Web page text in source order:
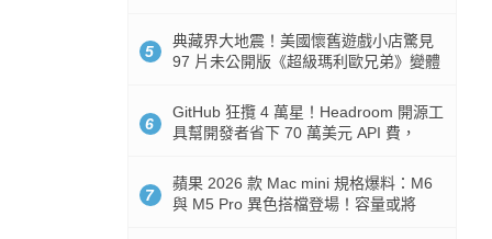
5
典藏界大地震！美國懷舊遊戲小店驚見
97 片未公開版《超級瑪利歐兄弟》變體
6
GitHub 狂攬 4 萬星！Headroom 開源工
具幫開發者省下 70 萬美元 API 費，
7
蘋果 2026 款 Mac mini 規格爆料：M6
與 M5 Pro 異色搭檔登場！容量或將